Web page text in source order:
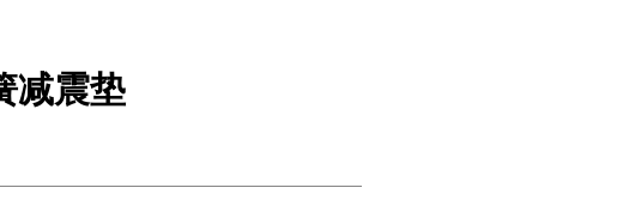
减震垫